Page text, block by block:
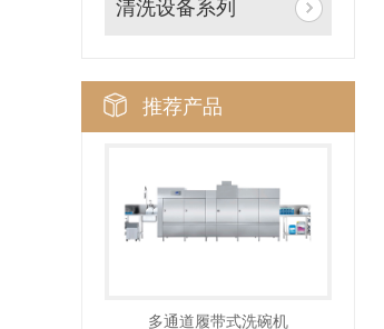
清洗设备系列
推荐产品
多通道履带式洗碗机